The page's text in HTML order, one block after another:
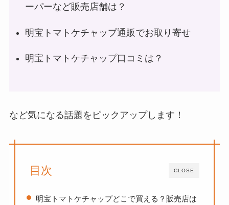
ーパーなど販売店舗は？
明宝トマトケチャップ通販でお取り寄せ
明宝トマトケチャップ口コミは？
など気になる話題をピックアップします！
CLOSE
目次
明宝トマトケチャップどこで買える？販売店は